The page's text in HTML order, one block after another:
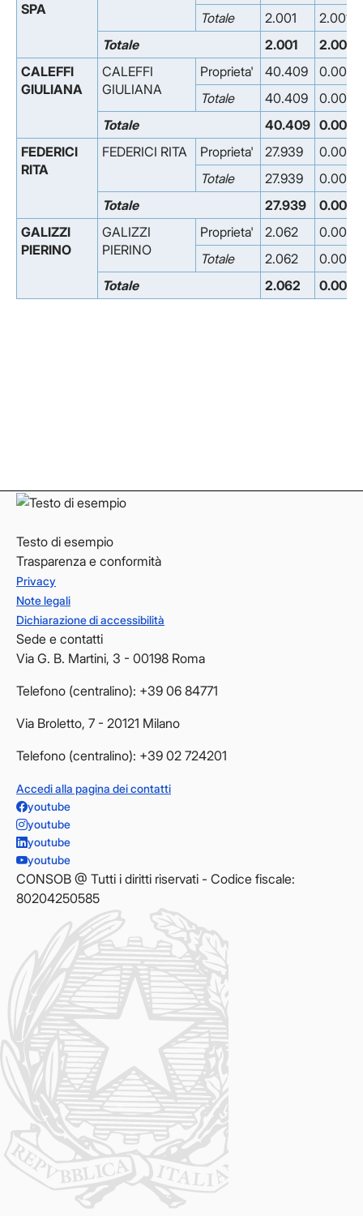
SPA
Totale
2.001
2.001
Totale
2.001
2.001
CALEFFI
GIULIANA
CALEFFI
GIULIANA
Proprieta' 40.409
0.000
Totale
40.409
0.000
Totale
40.409 0.000
FEDERICI
RITA
FEDERICI RITA Proprieta' 27.939
0.000
Totale
27.939
0.000
Totale
27.939
0.000
GALIZZI
PIERINO
GALIZZI
PIERINO
Proprieta' 2.062
0.000
Totale
2.062
0.000
Totale
2.062 0.000
Testo di esempio
Trasparenza e conformità
Privacy
Note legali
Dichiarazione di accessibilità
Sede e contatti
Via G. B. Martini, 3 - 00198 Roma
Telefono (centralino): +39 06 84771
Via Broletto, 7 - 20121 Milano
Telefono (centralino): +39 02 724201
Accedi alla pagina dei contatti
youtube
youtube
youtube
youtube
CONSOB @ Tutti i diritti riservati - Codice fiscale:
80204250585